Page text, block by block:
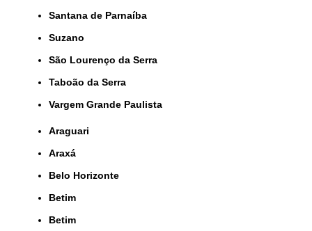
Santana de Parnaíba
Suzano
São Lourenço da Serra
Taboão da Serra
Vargem Grande Paulista
Araguari
Araxá
Belo Horizonte
Betim
Betim